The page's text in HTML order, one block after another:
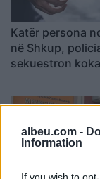
albeu.com -
Information
Katër persona
në Shkup,
sekuestron